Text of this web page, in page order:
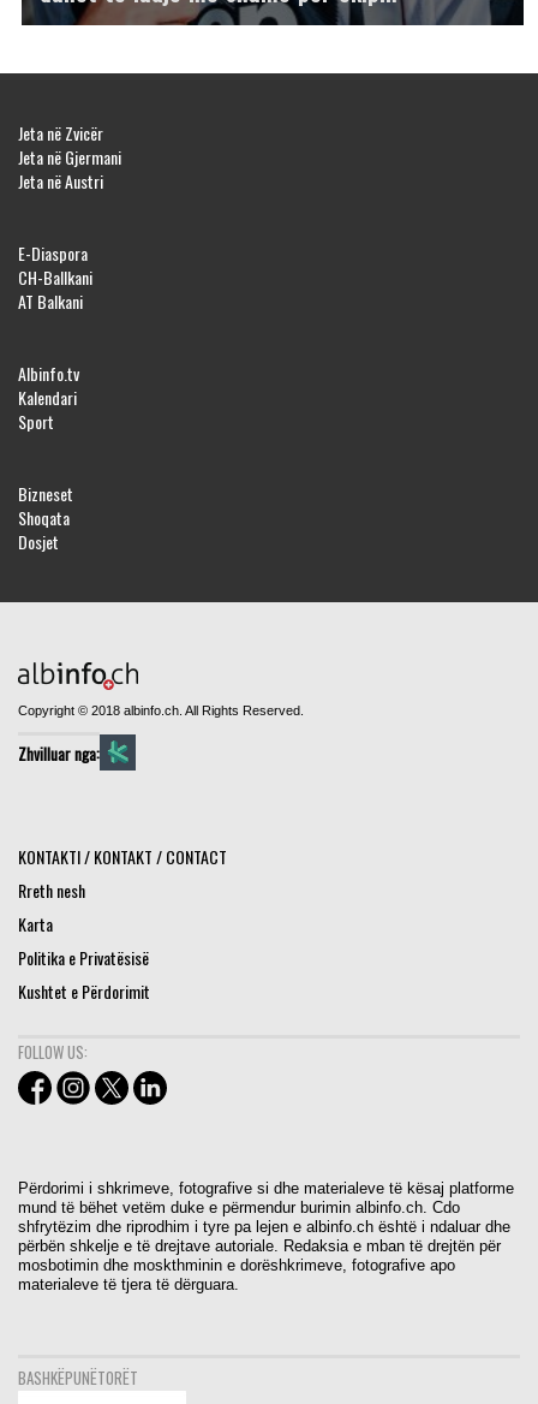
Jeta në Zvicër
Jeta në Gjermani
Jeta në Austri
E-Diaspora
CH-Ballkani
AT Balkani
Albinfo.tv
Kalendari
Sport
Bizneset
Shoqata
Dosjet
Copyright © 2018 albinfo.ch. All Rights Reserved.
Zhvilluar nga:
KONTAKTI / KONTAKT / CONTACT
Rreth nesh
Karta
Politika e Privatësisë
Kushtet e Përdorimit
FOLLOW US:
Përdorimi i shkrimeve, fotografive si dhe materialeve të kësaj platforme
mund të bëhet vetëm duke e përmendur burimin albinfo.ch. Cdo
shfrytëzim dhe riprodhim i tyre pa lejen e albinfo.ch është i ndaluar dhe
përbën shkelje e të drejtave autoriale. Redaksia e mban të drejtën për
mosbotimin dhe moskthminin e dorëshkrimeve, fotografive apo
materialeve të tjera të dërguara.
BASHKËPUNËTORËT